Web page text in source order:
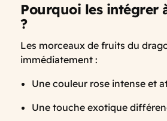
Pourquoi les intégrer
?
Les morceaux de fruits du
immédiatement :
Une couleur rose intense et
Une touche exotique